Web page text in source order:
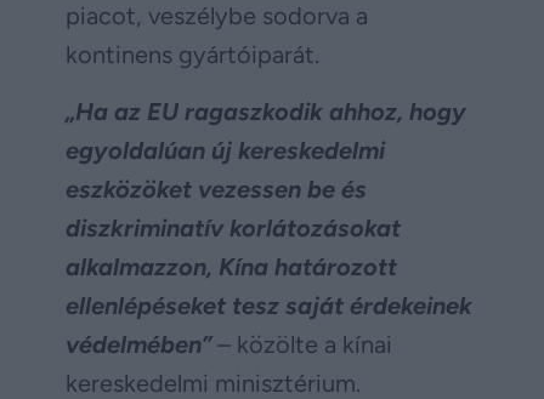
piacot, veszélybe sodorva a
kontinens gyártóiparát.
„Ha az EU ragaszkodik ahhoz, hogy
egyoldalúan új kereskedelmi
eszközöket vezessen be és
diszkriminatív korlátozásokat
alkalmazzon, Kína határozott
ellenlépéseket tesz saját érdekeinek
védelmében”– közölte a kínai
kereskedelmi minisztérium.